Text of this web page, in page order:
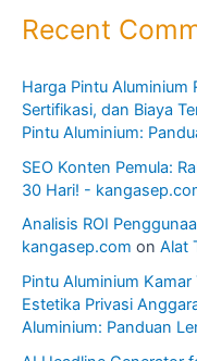
Recent
Harga Pintu Aluminium
Sertifikasi, dan Biaya
Pintu Aluminium:
SEO Konten Pemula:
30 Hari! -
Analisis ROI
kangasep.com on Alat
Pintu Aluminium
Estetika Privasi
Aluminium: Panduan